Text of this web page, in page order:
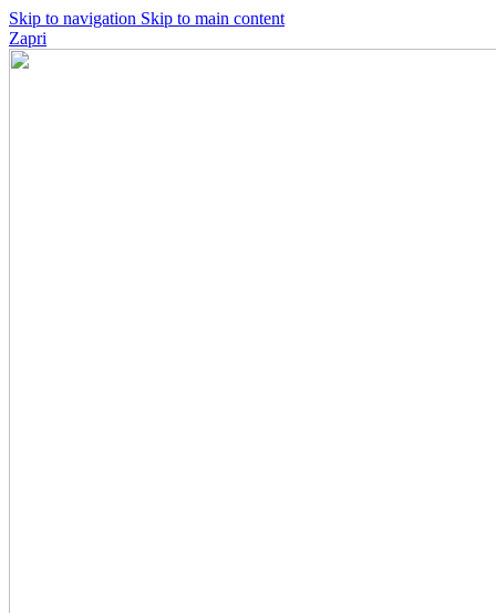
Skip to navigation Skip to main content
Zapri